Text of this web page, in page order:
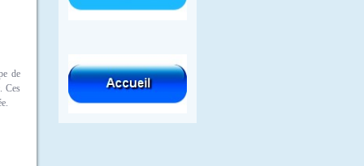
de
Ces